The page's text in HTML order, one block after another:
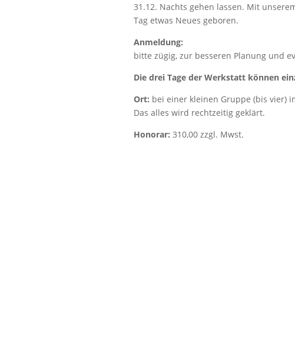
31.12. Nachts gehen lassen. Mit
Tag etwas Neues geboren.
Anmeldung:
bitte zügig, zur besseren Planung und
Die drei Tage der Werkstatt können
Ort: bei einer kleinen Gruppe (bis vier)
Das alles wird rechtzeitig geklärt.
Honorar: 310,00 zzgl. Mwst.